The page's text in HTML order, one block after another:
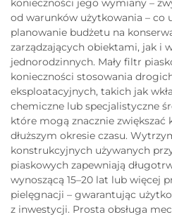
konieczności jego wymiany –
od warunków użytkowania – co
planowanie budżetu na
zarządzających obiektami, jak i
jednorodzinnych. Mały filtr
konieczności stosowania
eksploatacyjnych, takich jak
chemiczne lub specjalistyczne
które mogą znacznie zwiększać
dłuższym okresie czasu.
konstrukcyjnych używanych
piaskowych zapewniają
wynoszącą 15–20 lat lub więcej
pielęgnacji – gwarantując
z inwestycji. Prosta obsługa